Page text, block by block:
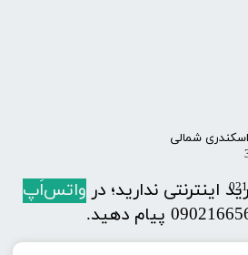
شمالی
اینترنتی ندارید؛ در واتس‌اَپ